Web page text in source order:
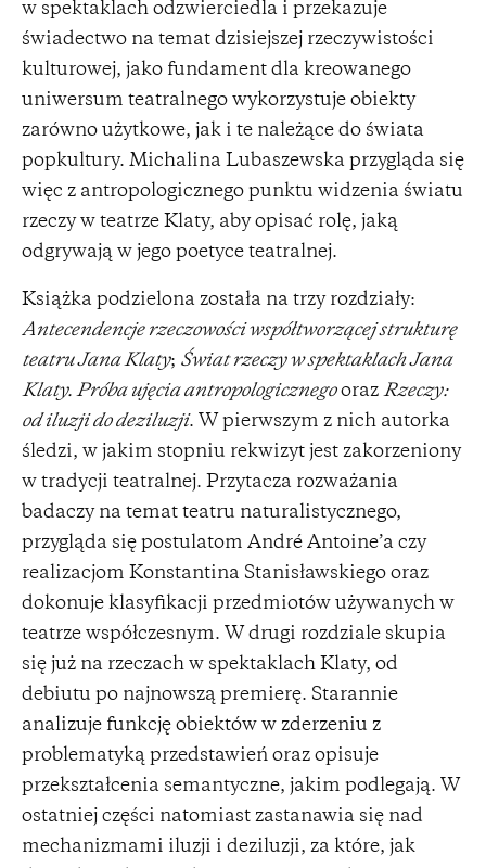
w spektaklach odzwierciedla i przekazuje
świadectwo na temat dzisiejszej rzeczywistości
kulturowej, jako fundament dla kreowanego
uniwersum teatralnego wykorzystuje obiekty
zarówno użytkowe, jak i te należące do świata
popkultury. Michalina Lubaszewska przygląda się
więc z antropologicznego punktu widzenia światu
rzeczy w teatrze Klaty, aby opisać rolę, jaką
odgrywają w jego poetyce teatralnej.
Książka podzielona została na trzy rozdziały:
Antecendencje rzeczowości współtworzącej strukturę
teatru Jana Klaty; Świat rzeczy w spektaklach Jana
Klaty. Próba ujęcia antropologicznegooraz Rzeczy:
od iluzji do deziluzji. W pierwszym z nich autorka
śledzi, w jakim stopniu rekwizyt jest zakorzeniony
w tradycji teatralnej. Przytacza rozważania
badaczy na temat teatru naturalistycznego,
przygląda się postulatom André Antoine’a czy
realizacjom Konstantina Stanisławskiego oraz
dokonuje klasyfikacji przedmiotów używanych w
teatrze współczesnym. W drugi rozdziale skupia
się już na rzeczach w spektaklach Klaty, od
debiutu po najnowszą premierę. Starannie
analizuje funkcję obiektów w zderzeniu z
problematyką przedstawień oraz opisuje
przekształcenia semantyczne, jakim podlegają. W
ostatniej części natomiast zastanawia się nad
mechanizmami iluzji i deziluzji, za które, jak